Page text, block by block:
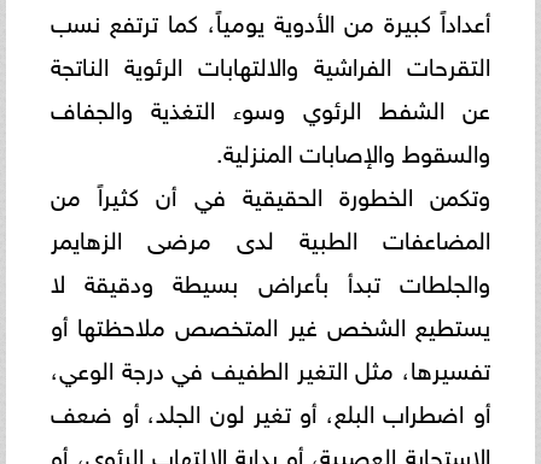
أعداداً كبيرة من الأدوية يومياً، كما ترتفع نسب
التقرحات الفراشية والالتهابات الرئوية الناتجة
عن الشفط الرئوي وسوء التغذية والجفاف
والسقوط والإصابات المنزلية.
وتكمن الخطورة الحقيقية في أن كثيراً من
المضاعفات الطبية لدى مرضى الزهايمر
والجلطات تبدأ بأعراض بسيطة ودقيقة لا
يستطيع الشخص غير المتخصص ملاحظتها أو
تفسيرها، مثل التغير الطفيف في درجة الوعي،
أو اضطراب البلع، أو تغير لون الجلد، أو ضعف
الاستجابة العصبية، أو بداية الالتهاب الرئوي، أو